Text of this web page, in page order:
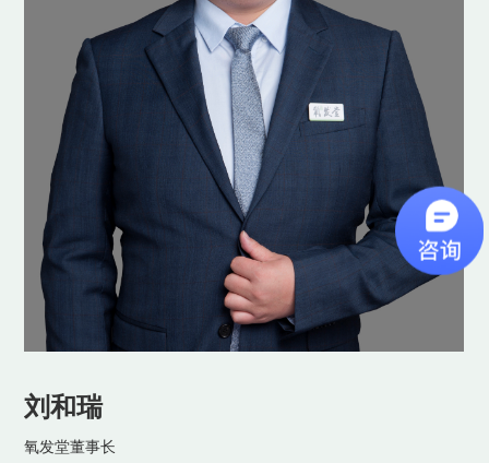
刘和瑞
氧发堂董事长
刘和瑞
氧发堂董事长
王庆丰
氧发堂董事
李志刚
氧发堂董事
史根河
氧发堂董事
刘志愿
氧发堂董事
路永通
氧发堂运城分公司总裁
赵宏昌
氧发堂济南分公司总裁
王建华
氧发堂分公司总裁
王海英
董事